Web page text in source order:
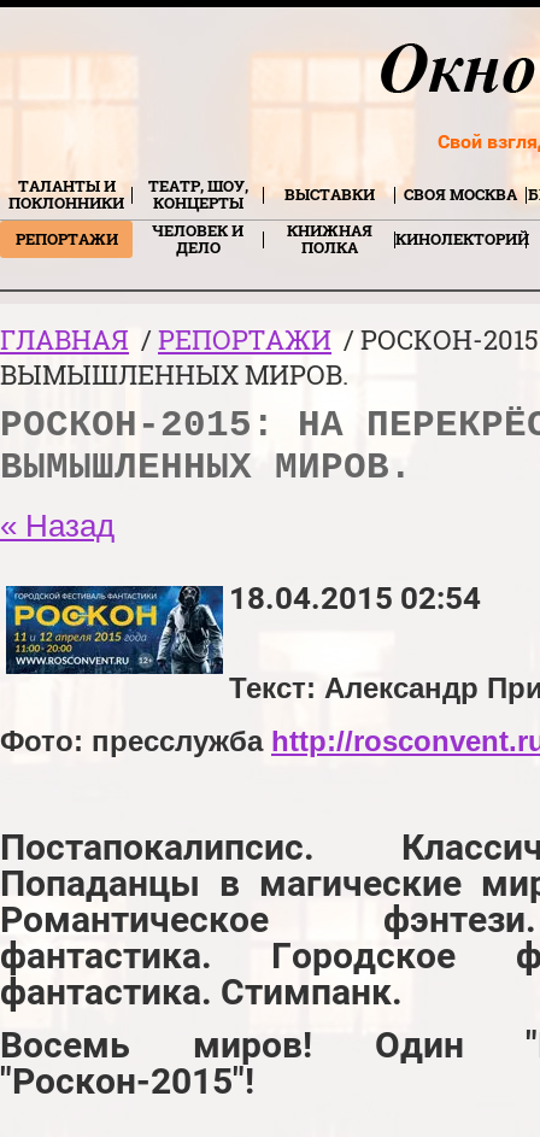
Свой
ТАЛАНТЫ И
ПОКЛОННИКИ
ТЕАТР, ШОУ,
КОНЦЕРТЫ ВЫСТАВКИ СВОЯ МОСКВА
РЕПОРТАЖИ ЧЕЛОВЕК И
ДЕЛО
КНИЖНАЯ
ПОЛКА КИНОЛЕКТОРИЙ
ГЛАВНАЯ /РЕПОРТАЖИ / РОСКОН-
ВЫМЫШЛЕННЫХ МИРОВ.
РОСКОН-2015: НА
ВЫМЫШЛЕННЫХ МИРОВ.
« Назад
18.04.2015 02:54
Текст: Александр
Фото: пресслужба http://
Постапокалипсис.
Попаданцы в магические
Романтическое
фантастика. Городское
фантастика. Стимпанк.
Восемь миров! Один
"Роскон-2015"!